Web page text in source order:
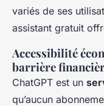
variés de ses
assistant gratuit
Accessibilité
barrière
ChatGPT est un
qu’aucun